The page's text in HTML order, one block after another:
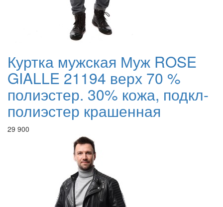
Куртка мужская Муж ROSE
GIALLE 21194 верх 70 %
полиэстер. 30% кожа, подкл-
полиэстер крашенная
29 900